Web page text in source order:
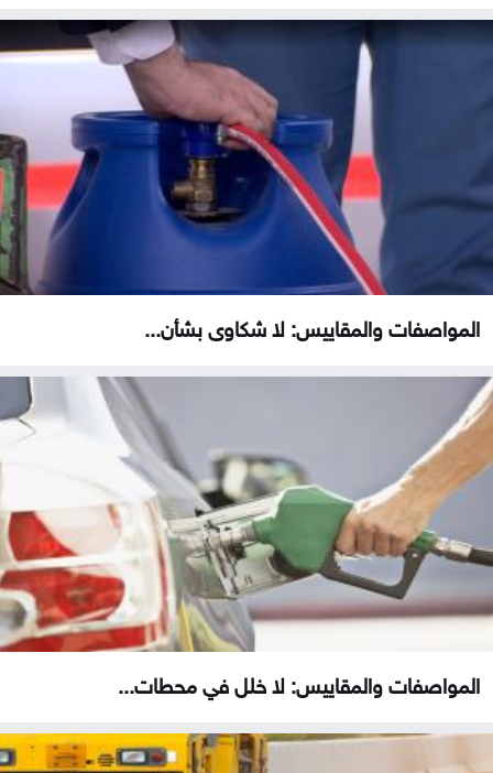
المواصفات والمقاييس: لا شكاوى بشأن...
المواصفات والمقاييس: لا خلل في محطات...